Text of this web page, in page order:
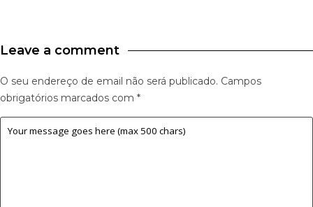
Leave a comment
O seu endereço de email não será publicado. Campos
obrigatórios marcados com *